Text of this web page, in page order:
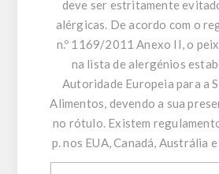
deve ser estritamente
alérgicas. De acordo com o
n.º 1169/2011 Anexo II, o
na lista de alergénios
Autoridade Europeia para a
Alimentos, devendo a sua
no rótulo. Existem
p. nos EUA, Canadá, Austrália